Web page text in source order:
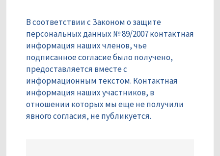
В соответствии с Законом о защите
персональных данных № 89/2007 контактная
информация наших членов, чье
подписанное согласие было получено,
предоставляется вместе с
информационным текстом. Контактная
информация наших участников, в
отношении которых мы еще не получили
явного согласия, не публикуется.